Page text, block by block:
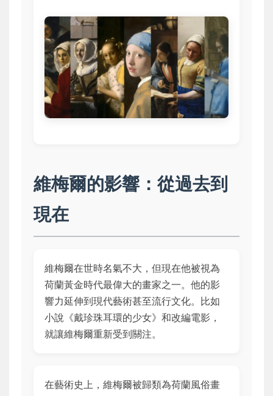
維梅爾的影響：從過去到
現在
維梅爾在世時名氣不大，但現在他被視為
荷蘭黃金時代最偉大的畫家之一。他的影
響力延伸到現代藝術甚至流行文化。比如
小說《戴珍珠耳環的少女》和改編電影，
就讓維梅爾重新受到關注。
在藝術史上，維梅爾被歸類為荷蘭風俗畫